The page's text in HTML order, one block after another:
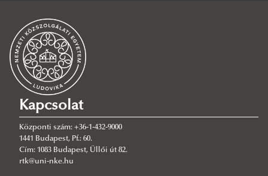
konferencia,karácsony
határrendész,hallgatók
Kapcsolat
Központi szám: +36-1-432-9000
1441 Budapest, Pf.: 60.
Cím: 1083 Budapest, Üllői út 82.
rtk@uni-nke.hu